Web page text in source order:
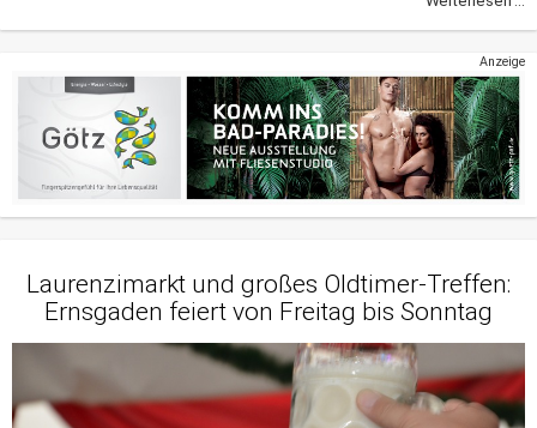
Anzeige
Laurenzimarkt und großes Oldtimer-Treffen:
Ernsgaden feiert von Freitag bis Sonntag